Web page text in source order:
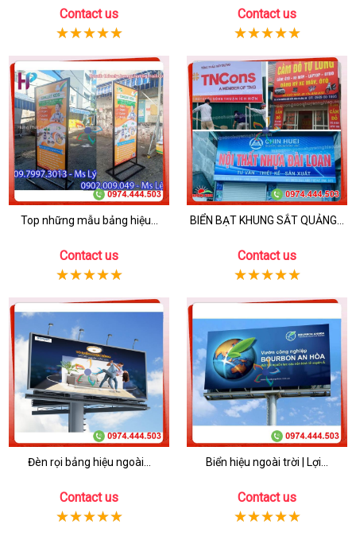
Contact us Contact us
Top những mẫu bảng hiệu...
Contact us
BIỂN BẠT KHUNG SẮT QUẢNG...
Contact us
Đèn rọi bảng hiệu ngoài...
Contact us
Biển hiệu ngoài trời | Lợi...
Contact us